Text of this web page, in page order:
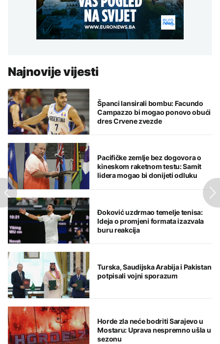
Najnovije vijesti
Španci lansirali bombu: Facundo
Campazzo bi mogao ponovo obući
dres Crvene zvezde
Pacifičke zemlje bez dogovora o
kineskom raketnom testu: Samit
lidera mogao bi donijeti odluku
Đoković uzdrmao temelje tenisa:
Ideja o promjeni formata izazvala
buru reakcija
Turska, Saudijska Arabija i Pakistan
potpisali vojni sporazum
Horde zla neće bodriti Sarajevo u
Mostaru: Uprava nespremno ušla u
sezonu